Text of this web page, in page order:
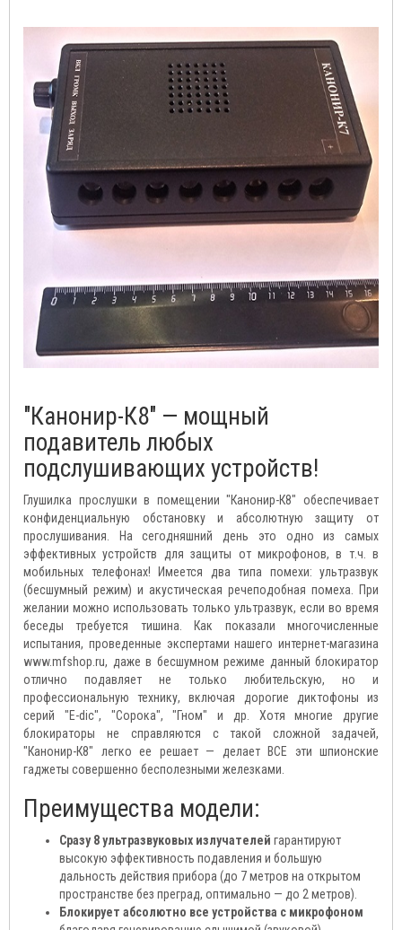
"Канонир-К8" — мощный
подавитель любых
подслушивающих устройств!
Глушилка прослушки в помещении "Канонир-К8" обеспечивает
конфиденциальную обстановку и абсолютную защиту от
прослушивания. На сегодняшний день это одно из самых
эффективных устройств для защиты от микрофонов, в т.ч. в
мобильных телефонах! Имеется два типа помехи: ультразвук
(бесшумный режим) и акустическая речеподобная помеха. При
желании можно использовать только ультразвук, если во время
беседы требуется тишина. Как показали многочисленные
испытания, проведенные экспертами нашего интернет-магазина
www.mfshop.ru, даже в бесшумном режиме данный блокиратор
отлично подавляет не только любительскую, но и
профессиональную технику, включая дорогие диктофоны из
серий "E-dic", "Сорока", "Гном" и др. Хотя многие другие
блокираторы не справляются с такой сложной задачей,
"Канонир-К8" легко ее решает — делает ВСЕ эти шпионские
гаджеты совершенно бесполезными железками.
Преимущества модели:
Сразу 8 ультразвуковых излучателей гарантируют
высокую эффективность подавления и большую
дальность действия прибора (до 7 метров на открытом
пространстве без преград, оптимально — до 2 метров).
Блокирует абсолютно все устройства с микрофоном